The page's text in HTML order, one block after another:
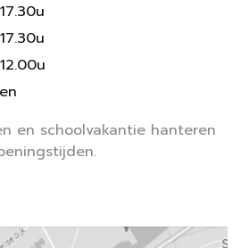
en schoolvakantie hanteren